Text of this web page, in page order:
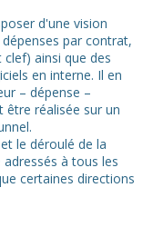
d'une vision
par contrat,
ainsi que des
en interne. Il en
– dépense –
être réalisée sur un
le déroulé de la
à tous les
certaines directions